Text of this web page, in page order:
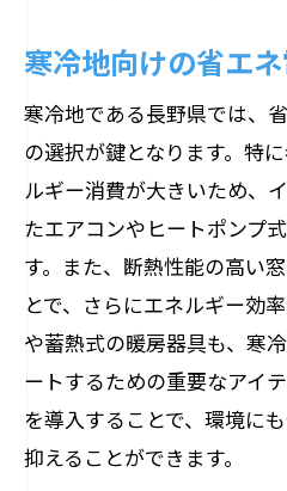
長野県の寒い冬に
長野県の自然を楽
家電
家族団らんをサポ
長野県の湿度管理
省エネで長寿命の
業務用電気機器選びで
特有の注意点
長野県の企業向け
ト
寒冷地向けの省エ
寒冷地である長野県では、
の選択が鍵となります。特
ルギー消費が大きいため、
たエアコンやヒートポンプ
す。また、断熱性能の高い
とで、さらにエネルギー効
や蓄熱式の暖房器具も、寒
ートするための重要なアイ
を導入することで、環境に
抑えることができます。